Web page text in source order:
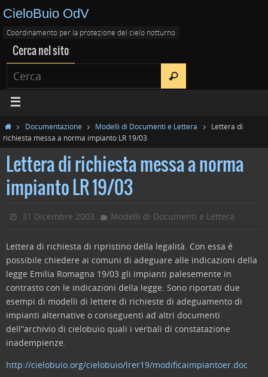
CieloBuio OdV
Coordinamento per la protezione del cielo notturno
Cerca nel sito
Documentazione Modelli di Documenti e Lettera
Lettera di
richiesta messa a norma impianto LR 19/03
Lettera di richiesta messa a norma
impianto LR 19/03
31 Dicembre 2003 Modelli di Documenti e Lettera
Lettera di richiesta di ripristino della legalità. Con essa é
possibile chiedere ai comuni di adeguare alle indicazioni della
legge Emilia Romagna 19/03 gli impianti palesemente in
contrasto con le indicazioni della legge. Sono riportati due
esempi di modelli di lettere di richieste di adeguamento di
impianti alternative o conseguenti ad altri documenti
dell”archivio di cielobuio quali i verbali di constatazione
inadempienze.
http://cielobuio.org/cielobuio/lrer19/modificaimpiantoer.doc